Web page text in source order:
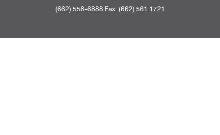
(662) 558-6888 Fax: (662) 561 1721